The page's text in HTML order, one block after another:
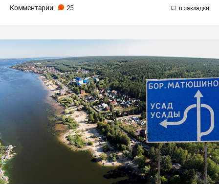
Комментарии 25